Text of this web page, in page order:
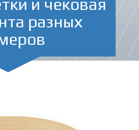
и чековая
разных